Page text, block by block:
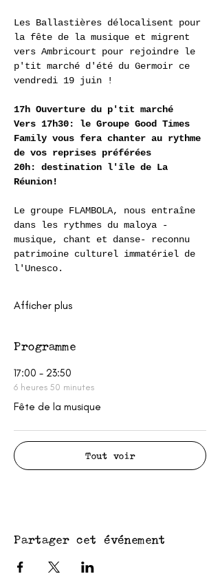
Les Ballastières délocalisent pour
la fête de la musique et migrent
vers Ambricourt pour rejoindre le
p'tit marché d'été du Germoir ce
vendredi 19 juin !
17h Ouverture du p'tit marché
Vers 17h30: le Groupe Good Times
Family vous fera chanter au rythme
de vos reprises préférées
20h: destination l'île de La
Réunion!
Le groupe FLAMBOLA, nous entraîne
dans les rythmes du maloya -
musique, chant et danse- reconnu
patrimoine culturel immatériel de
l'Unesco.
Afficher plus
Programme
17:00 - 23:50
6 heures 50 minutes
Fête de la musique
Tout voir
Partager cet événement